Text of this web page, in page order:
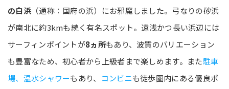
の白浜（通称：国府の浜）にお邪魔しました。弓なりの砂浜
が南北に約3kmも続く有名スポット。遠浅かつ長い浜辺には
サーフィンポイントが8ヵ所もあり、波質のバリエーション
も豊富なため、初心者から上級者まで楽しめます。また駐車
場、温水シャワーもあり、 コンビニも徒歩圏内にある優良ポ